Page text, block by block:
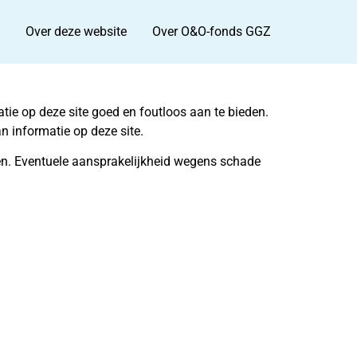
Over deze website Over O&O-fonds GGZ
op deze site goed en foutloos aan te bieden.
informatie op deze site.
Eventuele aansprakelijkheid wegens schade